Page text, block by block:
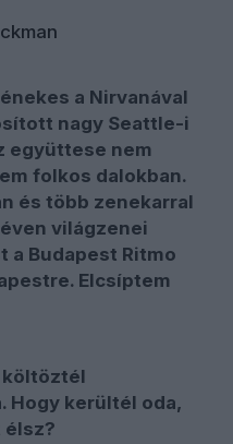
a Nirvanával
nagy Seattle-i
együttese nem
folkos dalokban.
és több zenekarral
világzenei
a Budapest Ritmo
Elcsíptem
költöztél
Hogy kerültél oda,
élsz?